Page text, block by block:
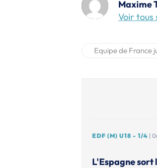
Maxime
Voir tous
Equipe de France
EDF (M) U18 - 1/4 |
L'Espagne sort